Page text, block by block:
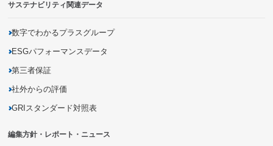
商品の品質向上・安全性確保
商品に関する情報開示
地域社会とのパートナーシップの促進
有害化学物質の把握・削減
生物多様性の保全
災害に強いインフラの構築
サステナビリティ関連データ
数字でわかるプラスグループ
ESGパフォーマンスデータ
第三者保証
社外からの評価
GRIスタンダード対照表
編集方針・レポート・ニュース